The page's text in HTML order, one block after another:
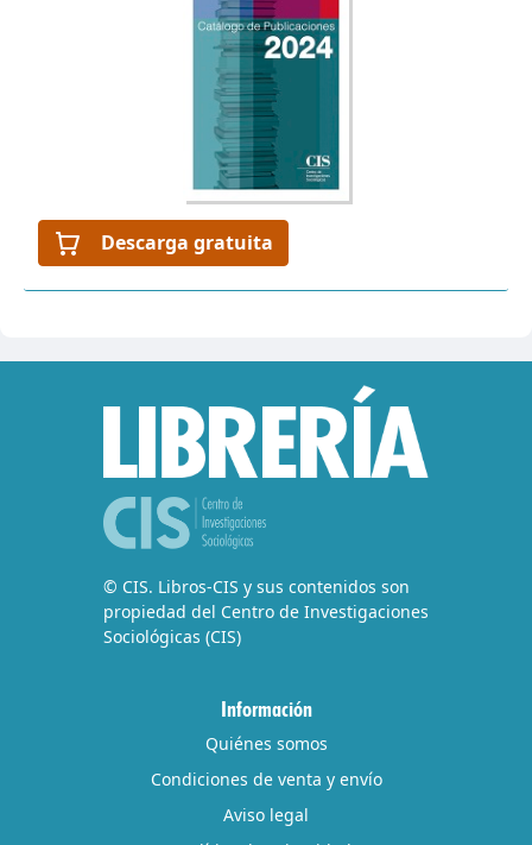
Descarga gratuita
© CIS. Libros-CIS y sus contenidos son
propiedad del Centro de Investigaciones
Sociológicas (CIS)
Información
Quiénes somos
Condiciones de venta y envío
Aviso legal